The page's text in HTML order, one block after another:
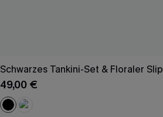
Schwarzes Tankini-Set & Floraler Slip
49,00 €